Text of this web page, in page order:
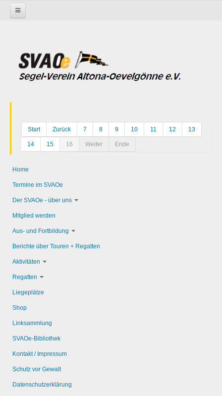
Start Zurück 7 8 9 10 11 12 13
14 15 16 Weiter Ende
Home
Termine im SVAOe
Der SVAOe - über uns
Mitglied werden
Aus- und Fortbildung
Berichte über Touren + Regatten
Aktivitäten
Regatten
Liegeplätze
Shop
Linksammlung
SVAOe-Bibliothek
Kontakt / Impressum
Schutz vor Gewalt
Datenschutzerklärung